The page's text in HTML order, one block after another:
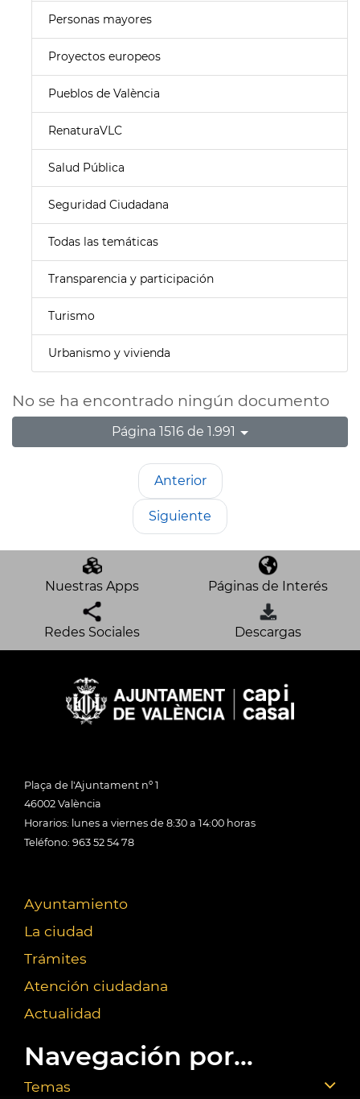
Personas mayores
Proyectos europeos
Pueblos de València
RenaturaVLC
Salud Pública
Seguridad Ciudadana
Todas las temáticas
Transparencia y participación
Turismo
Urbanismo y vivienda
No se ha encontrado ningún documento
Página 1516 de 1.991
Anterior
Siguiente
Nuestras Apps Páginas de Interés
Redes Sociales Descargas
Plaça de l'Ajuntament nº 1
46002 València
Horarios: lunes a viernes de 8:30 a 14:00 horas
Teléfono: 963 52 54 78
Ayuntamiento
La ciudad
Trámites
Atención ciudadana
Actualidad
Navegación por...
Temas